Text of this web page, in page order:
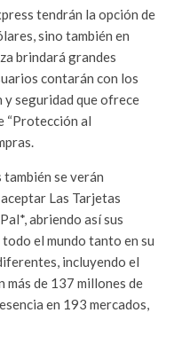
tendrán la opción de
sino también en
brindará grandes
contarán con los
y seguridad que ofrece
“Protección al
se verán
Las Tarjetas
abriendo así sus
el mundo tanto en su
incluyendo el
más de 137 millones de
en 193 mercados,